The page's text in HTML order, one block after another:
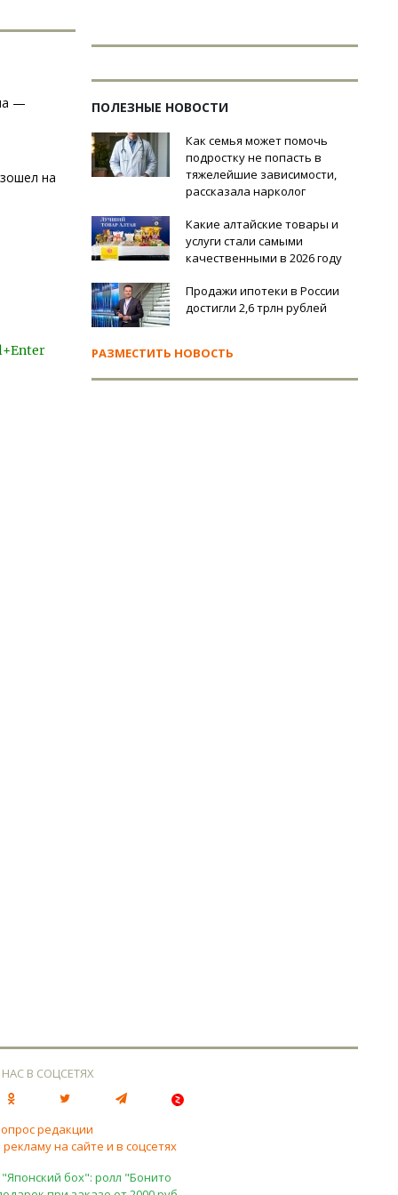
—
на
ПОЛЕЗНЫЕ НОВОСТИ
Как семья может помочь
подростку не попасть в
тяжелейшие зависимости,
рассказала нарколог
Какие алтайские товары и
услуги стали самыми
качественными в 2026 году
Продажи ипотеки в России
достигли 2,6 трлн рублей
РАЗМЕСТИТЬ НОВОСТЬ
В СОЦСЕТЯХ
редакции
на сайте и в соцсетях
бох": ролл "Бонито